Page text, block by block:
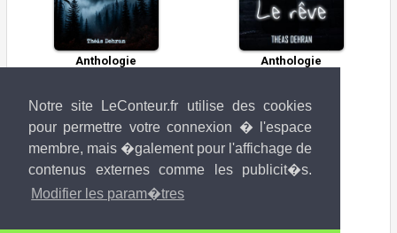
Notre site LeConteur.fr utilise des cookies
pour permettre votre connexion � l'espace
membre, mais �galement pour l'affichage de
contenus externes comme les publicit�s.
Modifier les param�tres
Anthologie Anthologie